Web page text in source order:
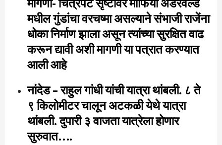
मागणी- चित्रपट सृष्टीवर माफिया अंडरवर्ल्ड
मधील गुंडांचा वरचष्मा असल्याने संभाजी राजेंना
धोका निर्माण झाला असून त्यांच्या सुरक्षित वाढ
करून द्यावी अशी मागणी या पत्रात करण्यात
आली आहे
नांदेड – राहुल गांधी यांची यात्रा थांबली. ८ ते
९ किलोमीटर चालून अटकळी येथे यात्रा
थांबली. दुपारी ३ वाजता यात्रेला होणार
सुरुवात….